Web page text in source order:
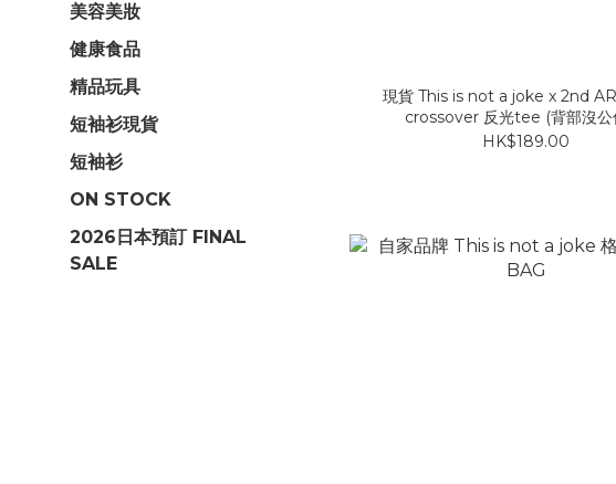
美容美妝
健康食品
精品玩具
短袖衫現貨
短袖衫
ON STOCK
2026日本預訂 FINAL
SALE
現貨 This is not a joke x 2nd
crossover 反光tee (背部沒公
HK$189.00